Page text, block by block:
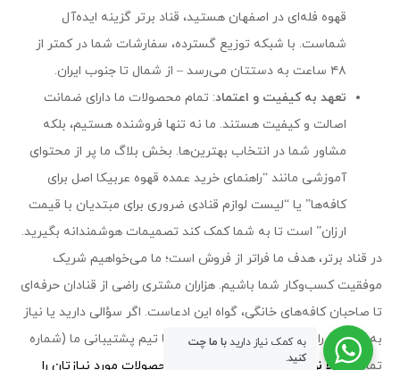
قهوه فله‌ای در اصفهان هستید، قناد برتر گزینه ایده‌آل
شماست. با شبکه توزیع گسترده، سفارشات شما در کمتر از
۴۸ ساعت به دستتان می‌رسد – از شمال تا جنوب ایران.
تعهد به کیفیت و اعتماد: تمام محصولات ما دارای ضمانت
اصالت و کیفیت هستند. ما نه تنها فروشنده هستیم، بلکه
مشاور شما در انتخاب بهترین‌ها. بخش بلاگ ما پر از محتوای
آموزشی مانند “راهنمای خرید عمده قهوه عربیکا اصل برای
کافه‌ها” یا “لیست لوازم قنادی ضروری برای مبتدیان با قیمت
ارزان” است تا به شما کمک کند تصمیمات هوشمندانه بگیرید.
در قناد برتر، هدف ما فراتر از فروش است؛ ما می‌خواهیم شریک
موفقیت کسب‌وکار شما باشیم. هزاران مشتری راضی از قنادان حرفه‌ای
تا صاحبان کافه‌های خانگی، گواه این ادعاست. اگر سؤالی دارید یا نیاز
به مشاوره رایگان برای خرید عمده دارید، با تیم پشتیبانی ما (شماره
تماس:حالا نوبت شماست! همین امروز محصولات مورد نیازتان را
به کمک نیاز داریدبا ما چت
کنید.